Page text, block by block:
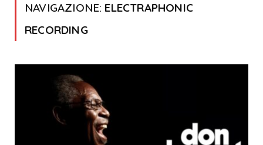
NAVIGAZIONE: ELECTRAPHONIC
RECORDING